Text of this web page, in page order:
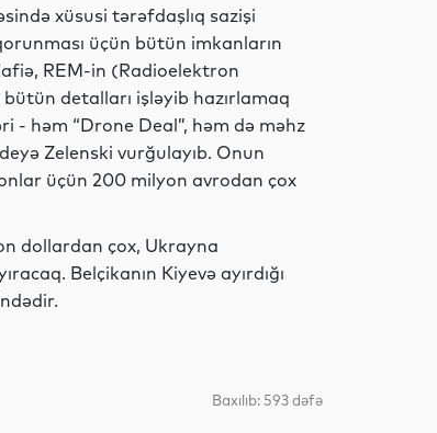
xüsusi tərəfdaşlıq sazişi
üçün bütün imkanların
REM-in (Radioelektron
detalları işləyib hazırlamaq
- həm “Drone Deal”, həm də məhz
Zelenski vurğulayıb. Onun
üçün 200 milyon avrodan çox
dollardan çox, Ukrayna
Belçikanın Kiyevə ayırdığı
Baxılıb: 593 dəfə